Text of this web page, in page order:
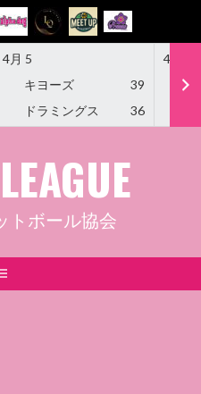
4月 5
キヨーズ
39
ドラミングス
36
4月 5
トボール協会